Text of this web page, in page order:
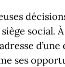
social.
ses